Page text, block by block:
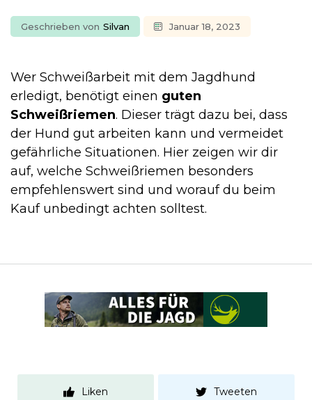
Geschrieben von Silvan Januar 18, 2023
Wer Schweißarbeit mit dem Jagdhund
erledigt, benötigt einen guten
Schweißriemen. Dieser trägt dazu bei, dass
der Hund gut arbeiten kann und vermeidet
gefährliche Situationen. Hier zeigen wir dir
auf, welche Schweißriemen besonders
empfehlenswert sind und worauf du beim
Kauf unbedingt achten solltest.
Liken Tweeten